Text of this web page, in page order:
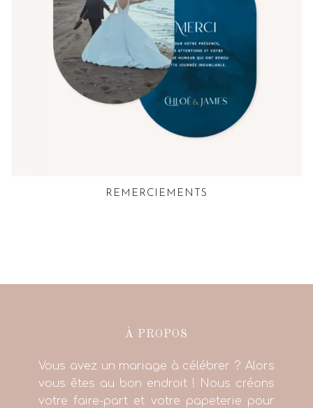
REMERCIEMENTS
À PROPOS
Vous avez un mariage à célébrer ? Alors
vous êtes au bon endroit ! Nous créons
votre faire-part et votre papeterie pour